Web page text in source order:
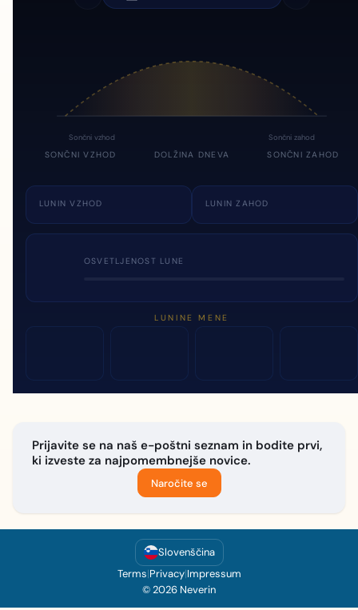
Sončni vzhod Sončni zahod
SONČNI VZHOD DOLŽINA DNEVA SONČNI ZAHOD
LUNIN VZHOD LUNIN ZAHOD
OSVETLJENOST LUNE
LUNINE MENE
Prijavite se na naš e-poštni seznam in bodite prvi,
ki izveste za najpomembnejše novice.
Naročite se
Slovenščina
Terms|Privacy|Impressum
© 2026 Neverin